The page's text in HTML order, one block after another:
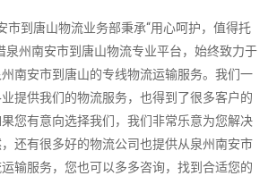
到唐山物流业务部秉承“用心呵护，值得托
泉州南安市到唐山物流专业平台，始终致力于
南安市到唐山的专线物流运输服务。我们一
提供我们的物流服务，也得到了很多客户的
您有意向选择我们，我们非常乐意为您解决
还有很多好的物流公司也提供从泉州南安市
输服务，您也可以多多咨询，找到合适您的